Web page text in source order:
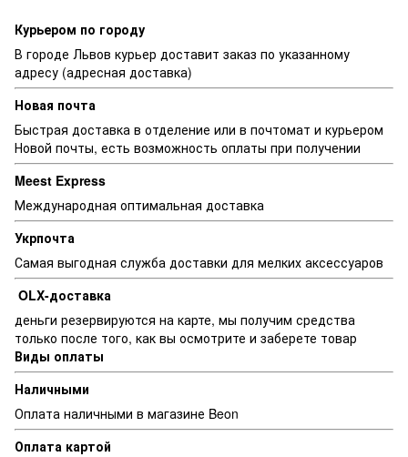
Курьером по городу
В городе Львов курьер доставит заказ по указанному
адресу (адресная доставка)
Новая почта
Быстрая доставка в отделение или в почтомат и курьером
Новой почты, есть возможность оплаты при получении
Meest Express
Международная оптимальная доставка
Укрпочта
Самая выгодная служба доставки для мелких аксессуаров
OLX-доставка
деньги резервируются на карте, мы получим средства
только после того, как вы осмотрите и заберете товар
Виды оплаты
Наличными
Оплата наличными в магазине Beon
Оплата картой